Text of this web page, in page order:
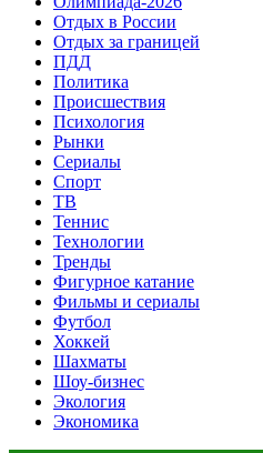
Отдых в России
Отдых за границей
ПДД
Политика
Происшествия
Психология
Рынки
Сериалы
Спорт
ТВ
Теннис
Технологии
Тренды
Фигурное катание
Фильмы и сериалы
Футбол
Хоккей
Шахматы
Шоу-бизнес
Экология
Экономика